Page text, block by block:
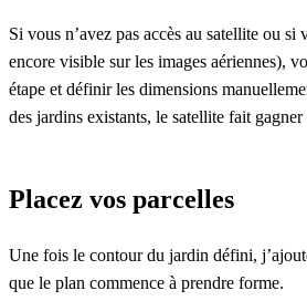
Si vous n’avez pas accès au satellite ou si
encore visible sur les images aériennes),
étape et définir les dimensions
des jardins existants, le satellite fait
Placez vos parcelles
Une fois le contour du jardin défini,
que le plan commence à prendre forme.